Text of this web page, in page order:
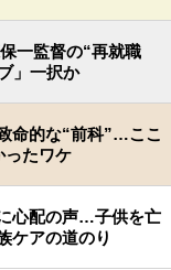
一監督の“再就職
」一択か
命的な“前科”…ここ
ったワケ
心配の声…子供を亡
ケアの道のり